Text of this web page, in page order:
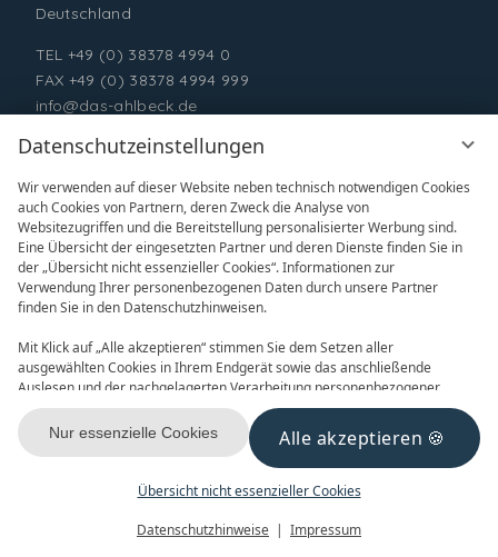
Datenschutzeinstellungen
Wir verwenden auf dieser Website neben technisch notwendigen Cookies
auch Cookies von Partnern, deren Zweck die Analyse von
Websitezugriffen und die Bereitstellung personalisierter Werbung sind.
Eine Übersicht der eingesetzten Partner und deren Dienste finden Sie in
der „Übersicht nicht essenzieller Cookies“. Informationen zur
Verwendung Ihrer personenbezogenen Daten durch unsere Partner
finden Sie in den Datenschutzhinweisen.
Mit Klick auf „Alle akzeptieren“ stimmen Sie dem Setzen aller
ausgewählten Cookies in Ihrem Endgerät sowie das anschließende
Auslesen und der nachgelagerten Verarbeitung personenbezogener
Daten (z.B. Ihrer IP-Adresse) durch uns und unseren Partnern zu. Falls
Sie damit nicht einverstanden sind, klicken Sie bitte auf „Nur essenzielle
Cookies“. Eine individuelle Auswahl können Sie unter „Übersicht nicht
essenzieller Cookies“ tätigen. Sie können Ihre Auswahl im Fußbereich
dieser Website oder in den Datenschutzhinweisen jederzeit aufrufen und
Alle akzeptieren
Nur essenzielle Cookies
Übersicht nicht essenzieller Cookies
Datenschutzhinweise Impressum
GutscheineBuchen
Deutschland
TEL +49 (0) 38378 4994 0
FAX +49 (0) 38378 4994 999
info@das-ahlbeck.de
ONLINE BUCHEN ANFRAGEN
GUTSCHEINE NEWSLETTER